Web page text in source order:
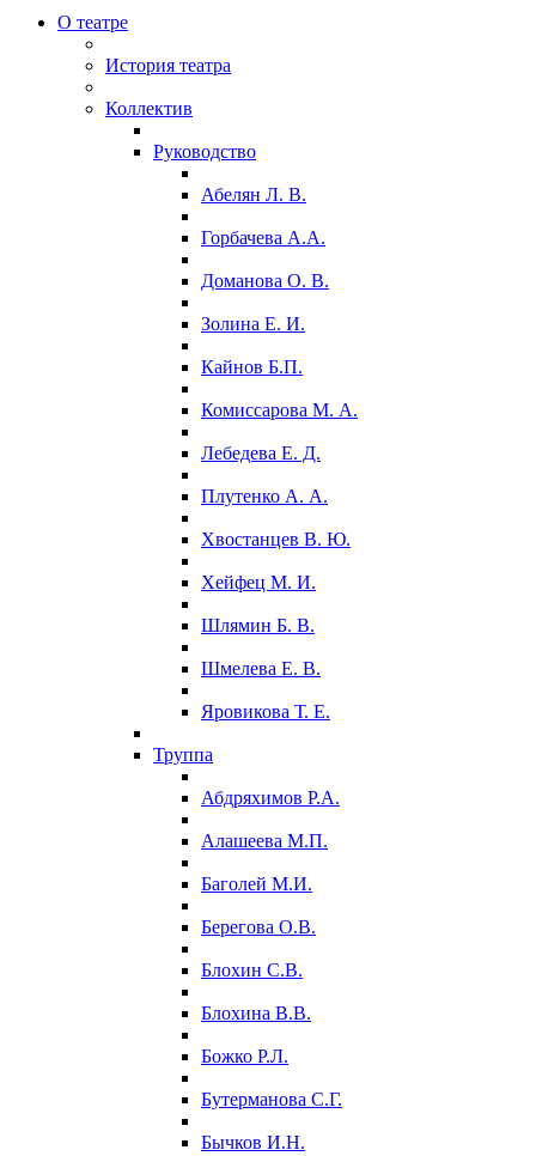
О театре
История театра
Коллектив
Руководство
Абелян Л. В.
Горбачева А.А.
Доманова О. В.
Золина Е. И.
Кайнов Б.П.
Комиссарова М. А.
Лебедева Е. Д.
Плутенко А. А.
Хвостанцев В. Ю.
Хейфец М. И.
Шлямин Б. В.
Шмелева Е. В.
Яровикова Т. Е.
Труппа
Абдряхимов Р.А.
Алашеева М.П.
Баголей М.И.
Берегова О.В.
Блохин С.В.
Блохина В.В.
Божко Р.Л.
Бутерманова С.Г.
Бычков И.Н.